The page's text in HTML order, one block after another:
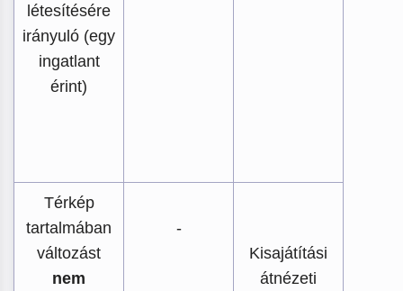
létesítésére
irányuló (egy
ingatlant
érint)
Térkép
tartalmában
változást
nem
-
Kisajátítási
átnézeti